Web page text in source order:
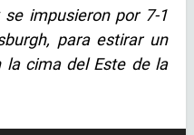
impusieron por 7-1
para estirar un
la cima del Este de la